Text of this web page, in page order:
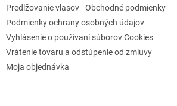
Predlžovanie vlasov - Obchodné podmienky
Podmienky ochrany osobných údajov
Vyhlásenie o používaní súborov Cookies
Vrátenie tovaru a odstúpenie od zmluvy
Moja objednávka